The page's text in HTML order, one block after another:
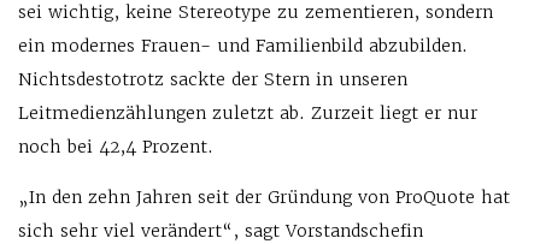
sei wichtig, keine Stereotype zu zementieren, sondern
ein modernes Frauen- und Familienbild abzubilden.
Nichtsdestotrotz sackte der Stern in unseren
Leitmedienzählungen zuletzt ab. Zurzeit liegt er nur
noch bei 42,4 Prozent.
„In den zehn Jahren seit der Gründung von ProQuote hat
sich sehr viel verändert“, sagt Vorstandschefin